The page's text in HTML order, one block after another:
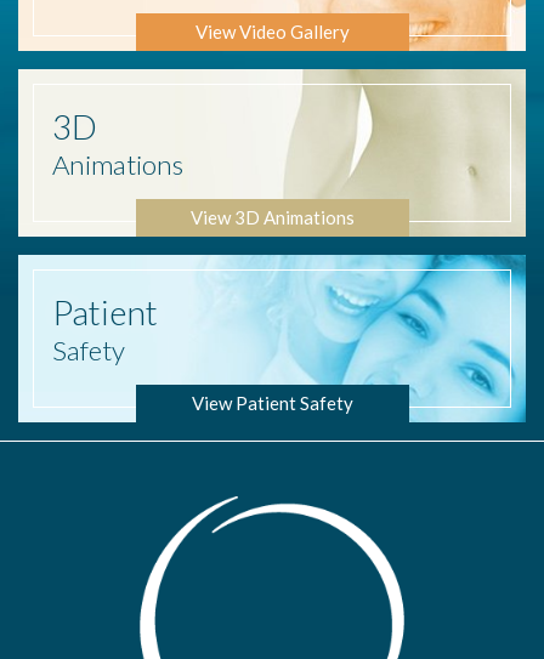
View Video Gallery
3D
Animations
View 3D Animations
Patient
Safety
View Patient Safety